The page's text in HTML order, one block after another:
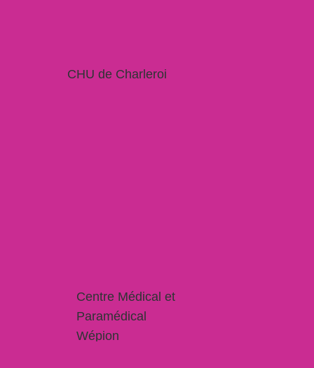
CHU de Charleroi
Centre Médical et
Paramédical
Wépion